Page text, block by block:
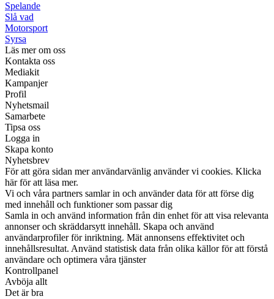
Spelande
Slå vad
Motorsport
Syrsa
Läs mer om oss
Kontakta oss
Mediakit
Kampanjer
Profil
Nyhetsmail
Samarbete
Tipsa oss
Logga in
Skapa konto
Nyhetsbrev
För att göra sidan mer användarvänlig använder vi cookies. Klicka
här för att läsa mer.
Vi och våra partners samlar in och använder data för att förse dig
med innehåll och funktioner som passar dig
Samla in och använd information från din enhet för att visa relevanta
annonser och skräddarsytt innehåll. Skapa och använd
användarprofiler för inriktning. Mät annonsens effektivitet och
innehållsresultat. Använd statistisk data från olika källor för att förstå
användare och optimera våra tjänster
Kontrollpanel
Avböja allt
Det är bra